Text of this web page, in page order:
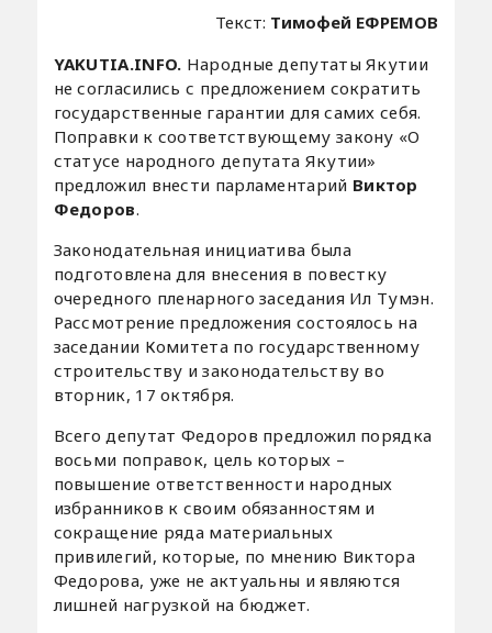
Текст: Тимофей ЕФРЕМОВ
YAKUTIA.INFO. Народные депутаты Якутии
не согласились с предложением сократить
государственные гарантии для самих себя.
Поправки к соответствующему закону «О
статусе народного депутата Якутии»
предложил внести парламентарий Виктор
Федоров.
Законодательная инициатива была
подготовлена для внесения в повестку
очередного пленарного заседания Ил Тумэн.
Рассмотрение предложения состоялось на
заседании Комитета по государственному
строительству и законодательству во
вторник, 17 октября.
Всего депутат Федоров предложил порядка
восьми поправок, цель которых –
повышение ответственности народных
избранников к своим обязанностям и
сокращение ряда материальных
привилегий, которые, по мнению Виктора
Федорова, уже не актуальны и являются
лишней нагрузкой на бюджет.